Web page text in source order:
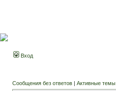
Вход
Сообщения без ответов | Активные темы